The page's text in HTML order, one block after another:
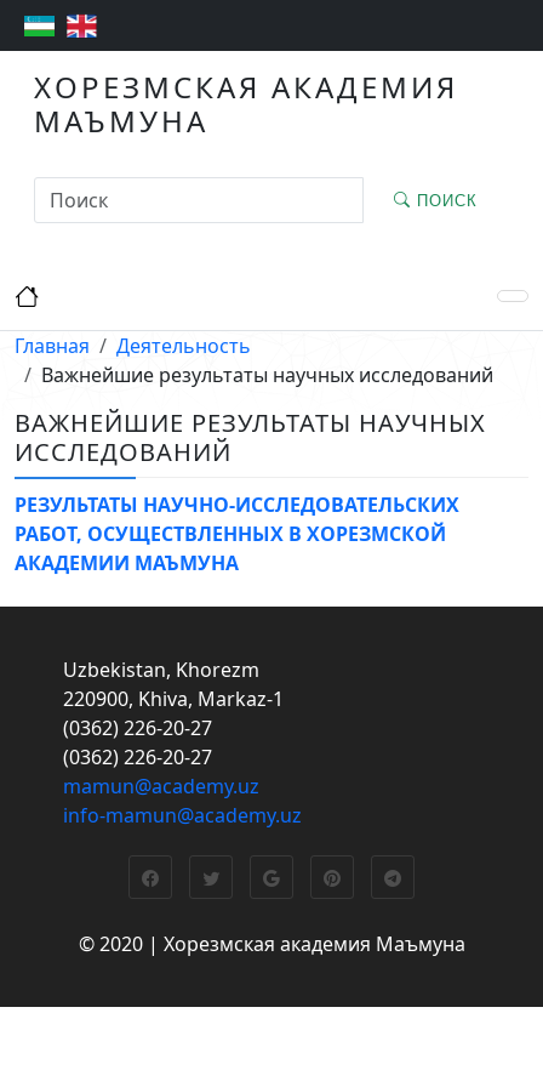
ХОРЕЗМСКАЯ АКАДЕМИЯ
МАЪМУНА
ПОИСК
Главная
Деятельность
Важнейшие результаты научных исследований
ВАЖНЕЙШИЕ РЕЗУЛЬТАТЫ НАУЧНЫХ
ИССЛЕДОВАНИЙ
РЕЗУЛЬТАТЫ НАУЧНО-ИССЛЕДОВАТЕЛЬСКИХ
РАБОТ, ОСУЩЕСТВЛЕННЫХ В ХОРЕЗМСКОЙ
АКАДЕМИИ МАЪМУНА
Uzbekistan, Khorezm
220900, Khiva, Markaz-1
(0362) 226-20-27
(0362) 226-20-27
mamun@academy.uz
info-mamun@academy.uz
© 2020 | Хорезмская академия Маъмуна